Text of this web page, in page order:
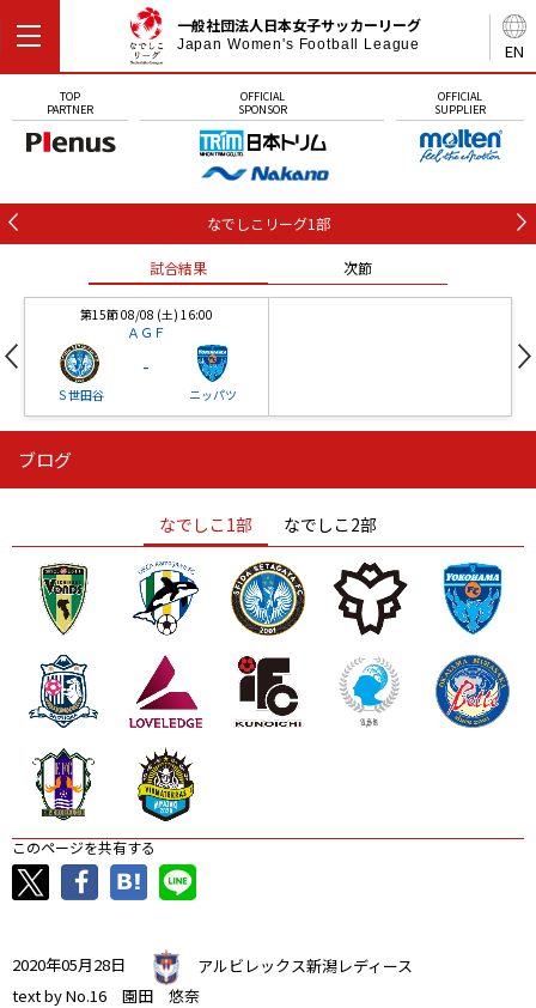
EN
一般社団法人日本女子サッカーリーグ
Japan Women's Football League
TOP
PARTNER
OFFICIAL
SPONSOR
OFFICIAL
SUPPLIER
なでしこリーグ1部
試合結果 次節
第15節 08/08 (土) 16:00
ＡＧＦ
Ｓ世田谷
-
ニッパツ
ニッパツ
ニッパツ 名古屋
石人の星
静岡 愛媛Ｌ
ブログ
なでしこ1部 なでしこ2部
このページを共有する
2020年05月28日
アルビレックス新潟レディース
text by No.16 園田 悠奈